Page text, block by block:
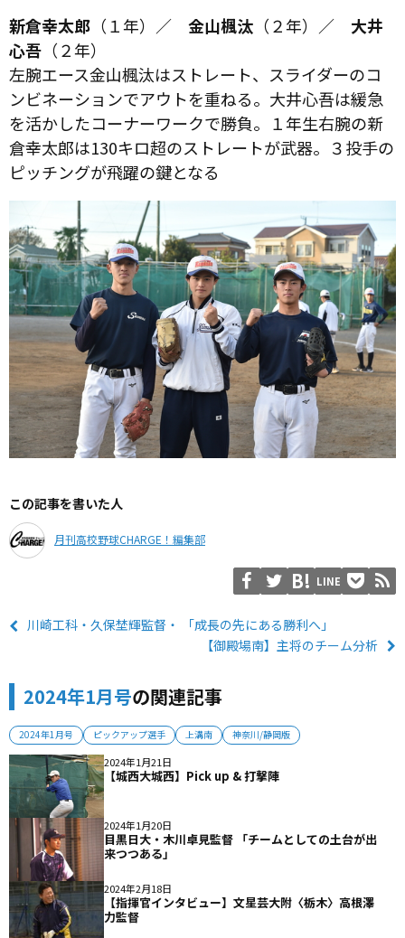
新倉幸太郎 （１年）／ 金山楓汰 （２年）／ 大井
心吾 （２年）
左腕エース金山楓汰はストレート、スライダーのコ
ンビネーションでアウトを重ねる。大井心吾は緩急
を活かしたコーナーワークで勝負。１年生右腕の新
倉幸太郎は130キロ超のストレートが武器。３投手の
ピッチングが飛躍の鍵となる
この記事を書いた人
月刊高校野球CHARGE！編集部
LINE
川崎工科・久保埜輝監督・ 「成長の先にある勝利へ」
【御殿場南】主将のチーム分析
2024年1月号の関連記事
2024年1月号 ピックアップ選手 上溝南 神奈川/静岡版
2024年1月21日
【城西大城西】Pick up & 打撃陣
2024年1月20日
目黒日大・木川卓見監督 「チームとしての土台が出
来つつある」
2024年2月18日
【指揮官インタビュー】文星芸大附〈栃木〉高根澤
力監督